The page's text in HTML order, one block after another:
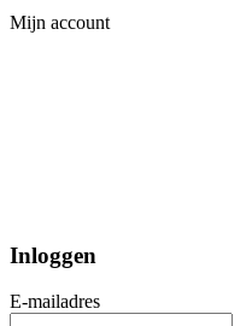
Mijn account
Inloggen
E-mailadres